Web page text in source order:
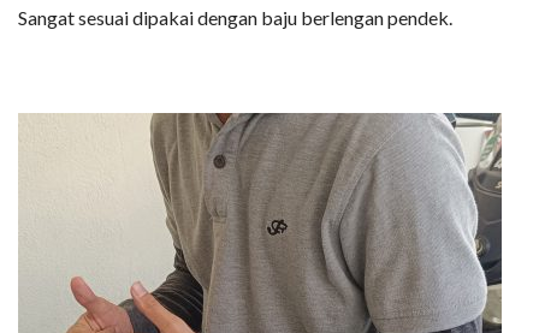
Sangat sesuai dipakai dengan baju berlengan pendek.